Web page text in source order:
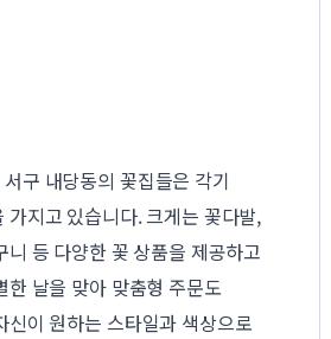
구 내당동의 꽃집들은 각기
가지고 있습니다. 크게는 꽃다발,
니 등 다양한 꽃 상품을 제공하고
한 날을 맞아 맞춤형 주문도
신이 원하는 스타일과 색상으로